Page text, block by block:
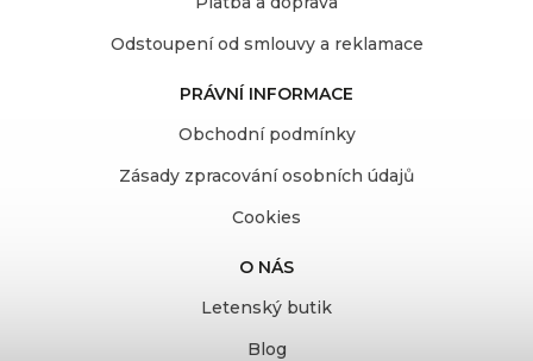
Odstoupení od smlouvy a reklamace
PRÁVNÍ INFORMACE
Obchodní podmínky
Zásady zpracování osobních údajů
Cookies
O NÁS
Letenský butik
Blog